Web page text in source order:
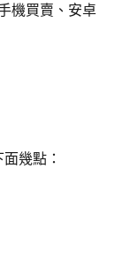
機買賣、安卓
幾點：